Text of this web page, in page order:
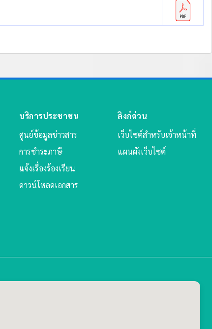
บริการประชาชน
ศูนย์ข้อมูลข่าวสาร
การชำระภาษี
แจ้งเรื่องร้องเรียน
ดาวน์โหลดเอกสาร
ลิงก์ด่วน
เว็บไซต์สำหรับเจ้าหน้าที่
แผนผังเว็บไซต์